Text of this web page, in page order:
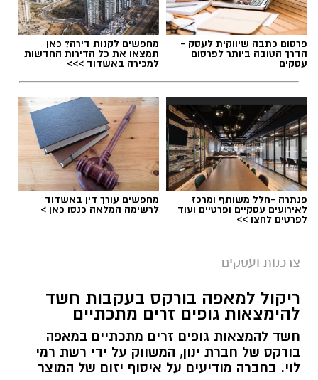
פרסום כתבה שיווקית לעסק -
הדרך הטובה ביותר לפרסום
עסקים
מחפשים לקנות דירה? כאן
תמצאו את כל הדירות החדשות
למכירה באשדוד >>>
פנתרה -חלל משותף ומרכז
לאירועים עסקיים ופרטיים ועוד
לפרטים לחצו >>
מחפשים עורך דין באשדוד
לרשימה המלאה כנסו כאן >
צרכנות ועסקים
ריקול למאפה בורקס בעקבות חשד
להימצאות גופים זרים מתכתיים
חשד להמצאות גופים זרים מתכתיים במאפה
בורקס של חברת ינון, המשווק על ידי רשת רמי
לוי. בחברה מודיעים על איסוף יזום של המוצר